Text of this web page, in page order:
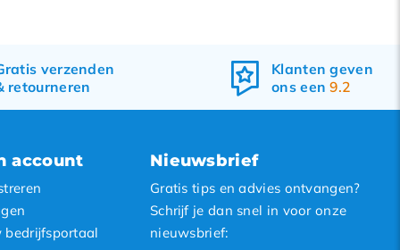
12
24
verzenden
retourneren
Klanten geven
ons een9.2
account
bedrijfsportaal
Nieuwsbrief
Gratis tips en advies ontvangen?
Schrijf je dan snel in voor onze
nieuwsbrief: